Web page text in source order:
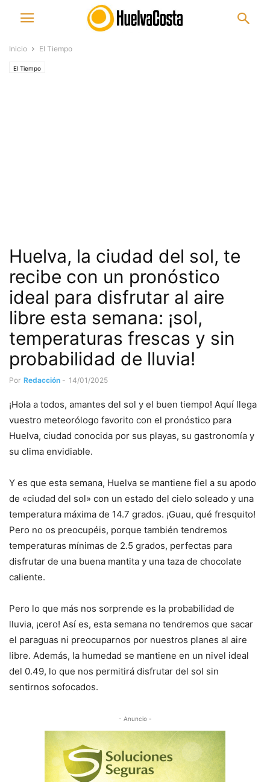
Inicio El Tiempo
El Tiempo
Huelva, la ciudad del sol, te
recibe con un pronóstico
ideal para disfrutar al aire
libre esta semana: ¡sol,
temperaturas frescas y sin
probabilidad de lluvia!
Por Redacción - 14/01/2025
¡Hola a todos, amantes del sol y el buen tiempo! Aquí llega
vuestro meteorólogo favorito con el pronóstico para
Huelva, ciudad conocida por sus playas, su gastronomía y
su clima envidiable.
Y es que esta semana, Huelva se mantiene fiel a su apodo
de «ciudad del sol» con un estado del cielo soleado y una
temperatura máxima de 14.7 grados. ¡Guau, qué fresquito!
Pero no os preocupéis, porque también tendremos
temperaturas mínimas de 2.5 grados, perfectas para
disfrutar de una buena mantita y una taza de chocolate
caliente.
Pero lo que más nos sorprende es la probabilidad de
lluvia, ¡cero! Así es, esta semana no tendremos que sacar
el paraguas ni preocuparnos por nuestros planes al aire
libre. Además, la humedad se mantiene en un nivel ideal
del 0.49, lo que nos permitirá disfrutar del sol sin
sentirnos sofocados.
- Anuncio -